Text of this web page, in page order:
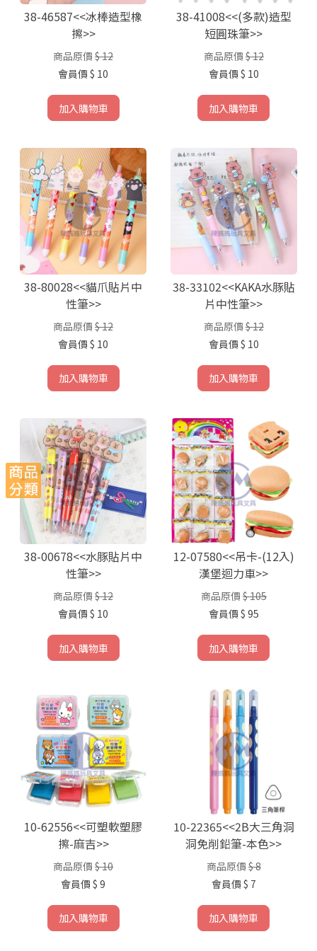
38-46587<<冰棒造型橡
擦>>
商品原價 $ 12
會員價 $ 10
加入購物車
38-41008<<(多款)造型
短圓珠筆>>
商品原價 $ 12
會員價 $ 10
加入購物車
38-80028<<貓爪貼片中
性筆>>
商品原價 $ 12
會員價 $ 10
加入購物車
38-33102<<KAKA水豚貼
片中性筆>>
商品原價 $ 12
會員價 $ 10
加入購物車
38-00678<<水豚貼片中
性筆>>
商品原價 $ 12
會員價 $ 10
加入購物車
12-07580<<吊卡-(12入)
漢堡迴力車>>
商品原價 $ 105
會員價 $ 95
加入購物車
10-62556<<可塑軟塑膠
擦-麻吉>>
商品原價 $ 10
會員價 $ 9
加入購物車
10-22365<<2B大三角洞
洞免削鉛筆-本色>>
商品原價 $ 8
會員價 $ 7
加入購物車